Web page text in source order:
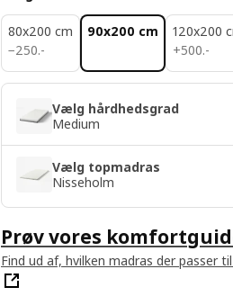
80x200 cm
−250.-
250.-
90x200 cm
120x200
+500.-
500.-
Vælg hårdhedsgrad
Medium
Vælg topmadras
Nisseholm
Prøv vores
Find ud af, hvilken madras der passer